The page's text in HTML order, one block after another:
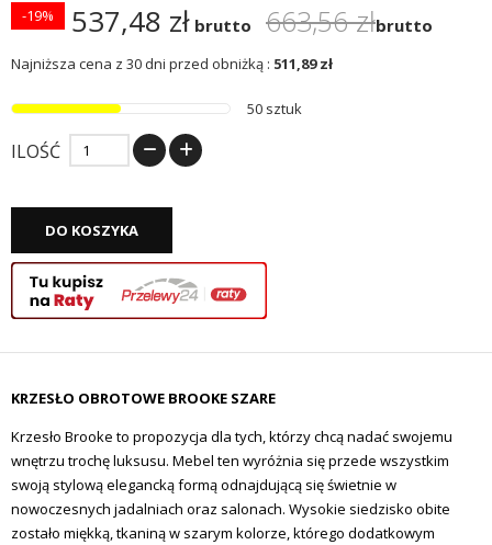
537,48 zł brutto 663,56 złbrutto
-19%
Najniższa cena z 30 dni przed obniżką : 511,89 zł
50 sztuk
ILOŚĆ
DO KOSZYKA
KRZESŁO OBROTOWE BROOKE SZARE
Krzesło Brooke to propozycja dla tych, którzy chcą nadać swojemu
wnętrzu trochę luksusu. Mebel ten wyróżnia się przede wszystkim
swoją stylową elegancką formą odnajdującą się świetnie w
nowoczesnych jadalniach oraz salonach. Wysokie siedzisko obite
zostało miękką, tkaniną w szarym kolorze, którego dodatkowym